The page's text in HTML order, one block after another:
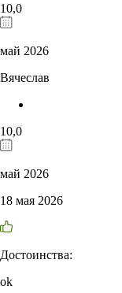
10,0
май 2026
Вячеслав
10,0
май 2026
18 мая 2026
Достоинства:
ok